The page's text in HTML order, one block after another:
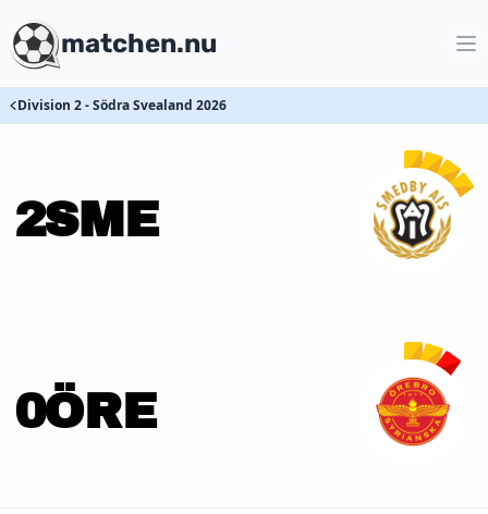
matchen.nu
Division 2 - Södra Svealand 2026
2SME
0ÖRE